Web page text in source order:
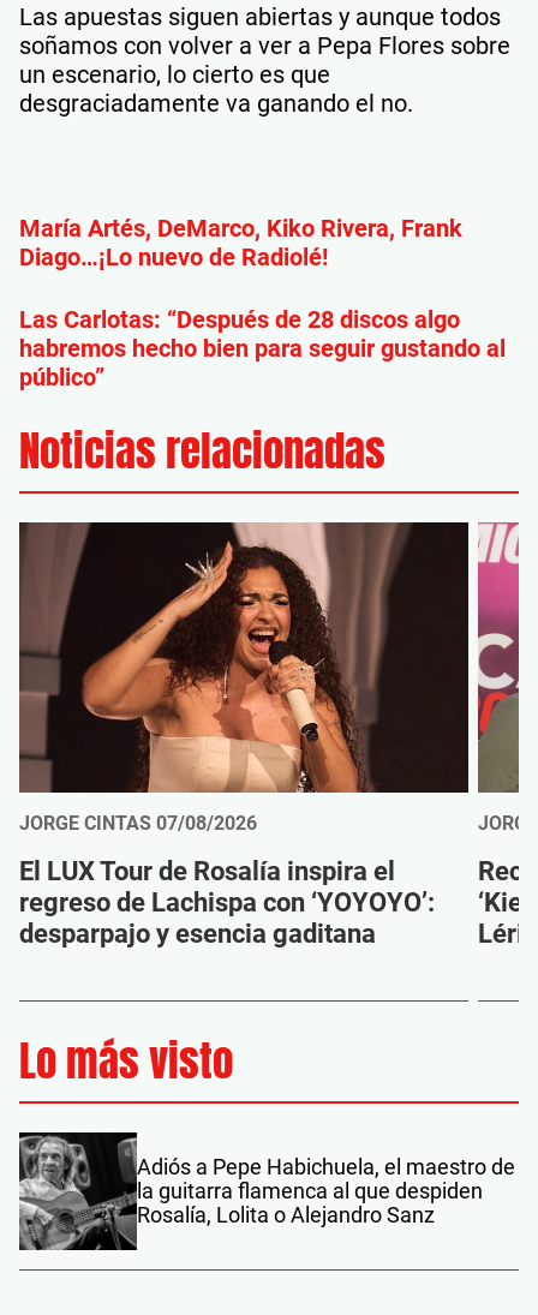
Las apuestas siguen abiertas y aunque todos
soñamos con volver a ver a Pepa Flores sobre
un escenario, lo cierto es que
desgraciadamente va ganando el no.
María Artés, DeMarco, Kiko Rivera, Frank
Diago…¡Lo nuevo de Radiolé!
Las Carlotas: “Después de 28 discos algo
habremos hecho bien para seguir gustando al
público”
Noticias relacionadas
JORGE CINTAS 07/08/2026
El LUX Tour de Rosalía inspira el
regreso de Lachispa con ‘YOYOYO’:
desparpajo y esencia gaditana
Lo más visto
Adiós a Pepe Habichuela, el maestro de
la guitarra flamenca al que despiden
Rosalía, Lolita o Alejandro Sanz